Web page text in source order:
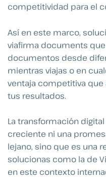
competitividad para el
Así en este marco,
viafirma documents
documentos desde
mientras viajas o en
ventaja competitiva que
tus resultados.
La transformación
creciente ni una
lejano, sino que es una
solucionas como la de
en este contexto